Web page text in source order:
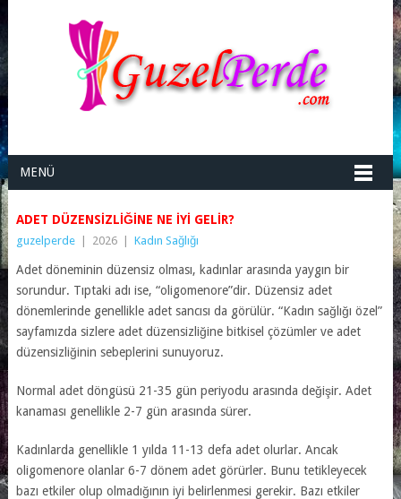
MENÜ
ADET DÜZENSIZLIĞINE NE İYI GELIR?
guzelperde 2026 Kadın Sağlığı
Adet döneminin düzensiz olması, kadınlar arasında yaygın bir
sorundur. Tıptaki adı ise, “oligomenore”dir. Düzensiz adet
dönemlerinde genellikle adet sancısı da görülür. “Kadın sağlığı özel”
sayfamızda sizlere adet düzensizliğine bitkisel çözümler ve adet
düzensizliğinin sebeplerini sunuyoruz.
Normal adet döngüsü 21-35 gün periyodu arasında değişir. Adet
kanaması genellikle 2-7 gün arasında sürer.
Kadınlarda genellikle 1 yılda 11-13 defa adet olurlar. Ancak
oligomenore olanlar 6-7 dönem adet görürler. Bunu tetikleyecek
bazı etkiler olup olmadığının iyi belirlenmesi gerekir. Bazı etkiler